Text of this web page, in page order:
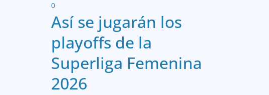
0
Así se jugarán los
playoffs de la
Superliga Femenina
2026